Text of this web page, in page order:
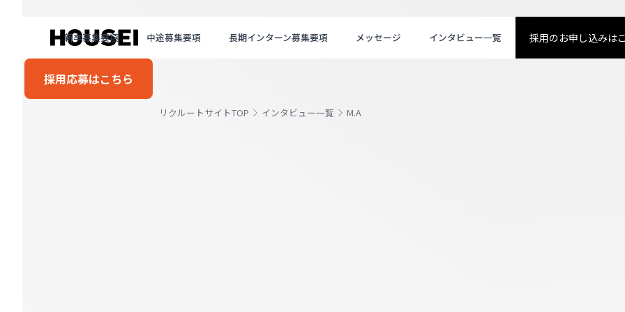
新卒募集要項 中途募集要項 長期インターン募集要項 メッセージ インタビュー一覧 採用のお申し込みは
採用応募はこちら
リクルートサイトTOP インタビュー一覧 M.A